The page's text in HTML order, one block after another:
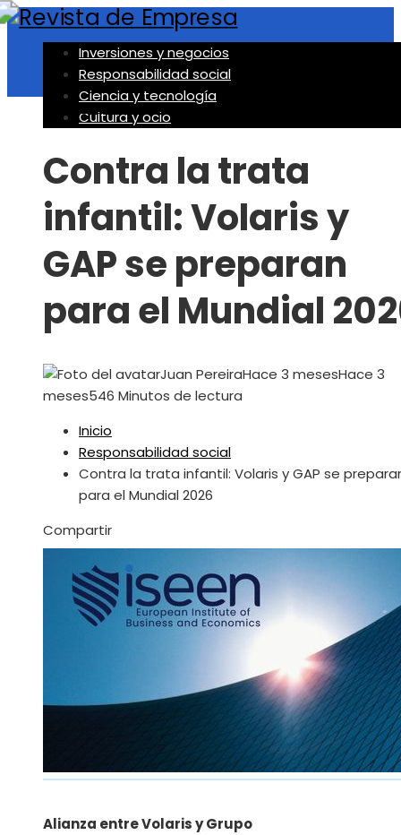
Inversiones y negocios
Responsabilidad social
Ciencia y tecnología
Cultura y ocio
Responsabilidad social
Contra la trata
infantil: Volaris y
GAP se preparan
para el Mundial
Juan PereiraHace 3 mesesHace 3
meses546 Minutos de lectura
Inicio
Responsabilidad social
Contra la trata infantil: Volaris y GAP se
para el Mundial 2026
Facebook
Twitter
LinkedIn
Pinterest
Stumbleupon
Email
Compartir
Alianza entre Volaris y Grupo